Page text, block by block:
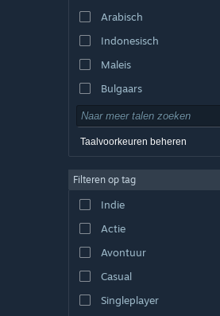
Arabisch
Indonesisch
Maleis
Bulgaars
Tsjechisch
Deens
Engels
Spaans - Spanje
Spaans - Latijns-Amerika
Taalvoorkeuren beheren
Filteren op tag
Indie
Actie
Avontuur
Casual
Singleplayer